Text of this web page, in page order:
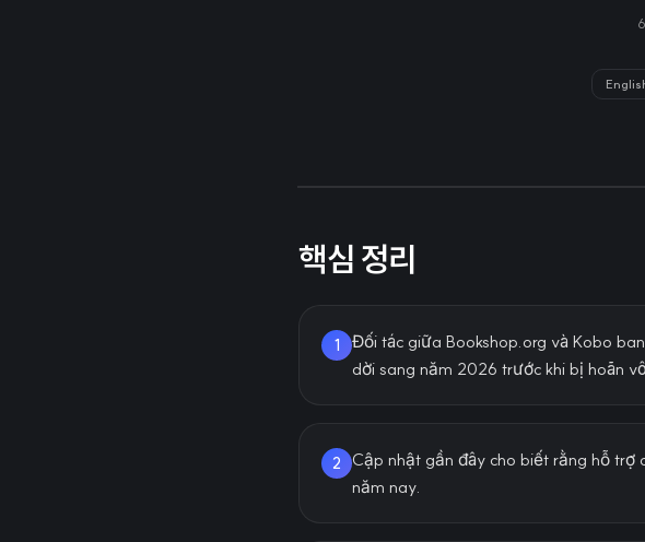
핵심 정리
1
Đối tác giữa Bookshop.org và Kobo
dời sang năm 2026 trước khi bị hoãn
2
Cập nhật gần đây cho biết rằng hỗ trợ
năm nay.